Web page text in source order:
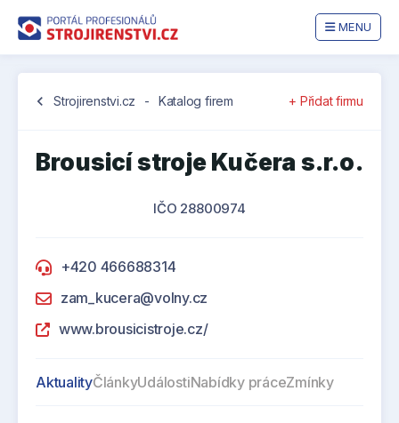
MENU
chevron_left Strojirenstvi.cz - Katalog firem + Přidat firmu
Brousicí stroje Kučera s.r.o.
IČO 28800974
+420 466688314
zam_kucera@volny.cz
www.brousicistroje.cz/
AktualityČlánkyUdálostiNabídky práceZmínky